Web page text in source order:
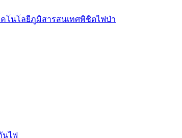
โนโลยีภูมิสารสนเทศพิชิตไฟป่า
นไฟ